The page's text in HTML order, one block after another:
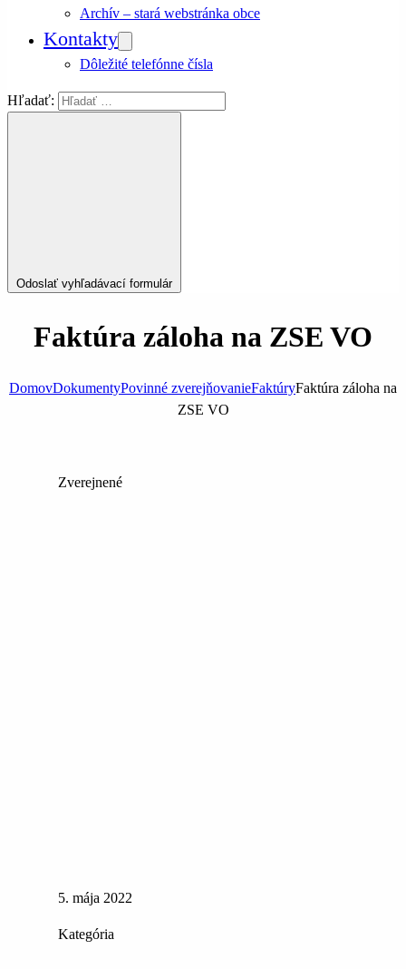
Archív – stará webstránka obce
Kontakty
Dôležité telefónne čísla
Hľadať:
Odoslať vyhľadávací formulár
Faktúra záloha na ZSE VO
DomovDokumentyPovinné zverejňovanieFaktúryFaktúra záloha na
ZSE VO
Zverejnené
5. mája 2022
Kategória